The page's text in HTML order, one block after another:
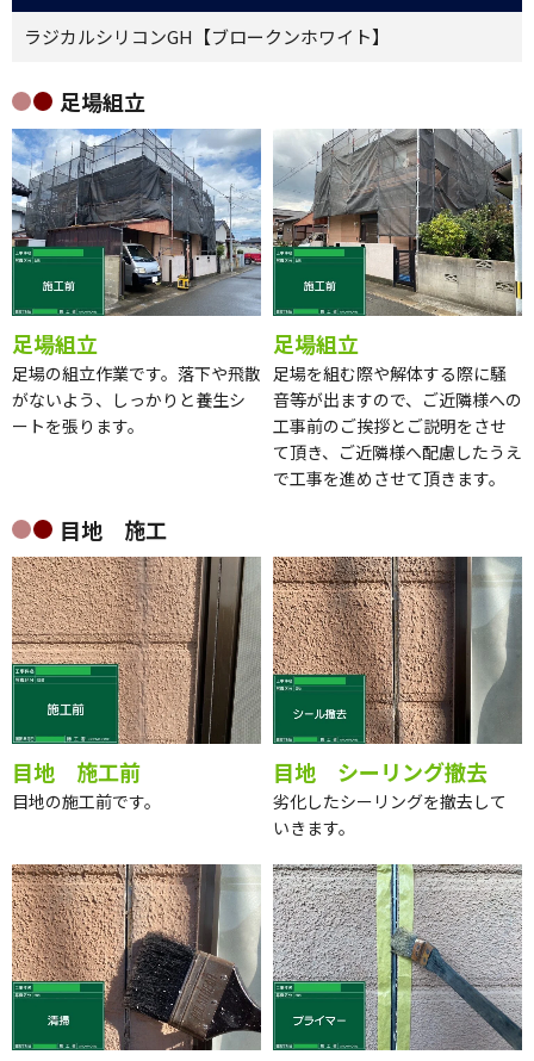
ラジカルシリコンGH【ブロークンホワイト】
足場組立
足場組立
足場の組立作業です。落下や飛散
がないよう、しっかりと養生シ
ートを張ります。
足場組立
足場を組む際や解体する際に騒
音等が出ますので、ご近隣様への
工事前のご挨拶とご説明をさせ
て頂き、ご近隣様へ配慮したうえ
で工事を進めさせて頂きます。
目地 施工
目地 施工前
目地の施工前です。
目地 シーリング撤去
劣化したシーリングを撤去して
いきます。